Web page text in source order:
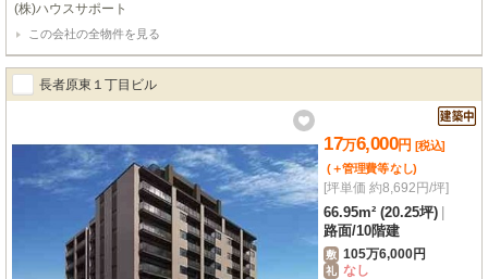
(株)ハウスサポート
この会社の全物件を見る
長者原東１丁目ビル
17万6,000円 [税込]
(＋管理費等なし)
[坪単価 約8,692円/坪]
66.95m² (20.25坪)
路面/10階建
敷 105万6,000円
礼 なし